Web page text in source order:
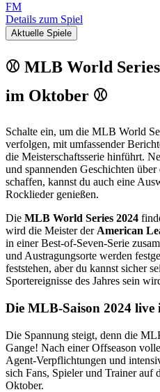
FM
Details zum Spiel
Aktuelle Spiele
⚾ MLB World
im Oktober ⚾
Schalte ein, um die MLB World
verfolgen, mit umfassender
die Meisterschaftsserie hinführt.
und spannenden Geschichten
schaffen, kannst du auch eine
Rocklieder genießen.
Die MLB World Series 2024
wird die Meister der American
in einer Best-of-Seven-Serie
und Austragungsorte werden
feststehen, aber du kannst sicher
Sportereignisse des Jahres sein
Die MLB-Saison 2024 live
Die Spannung steigt, denn die
Gange! Nach einer Offseason
Agent-Verpflichtungen und
sich Fans, Spieler und Trainer auf
Oktober.